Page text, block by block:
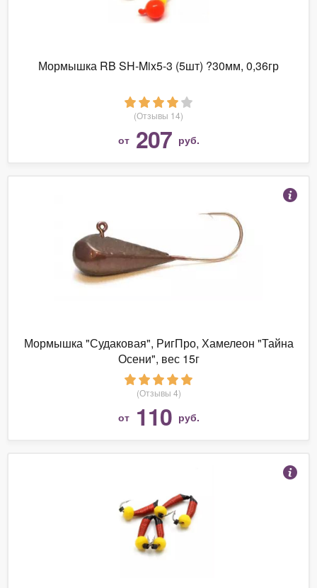
Мормышка RB SH-Mix5-3 (5шт) ?30мм, 0,36гр
(Отзывы 14)
от 207 руб.
Мормышка "Судаковая", РигПро, Хамелеон "Тайна
Осени", вес 15г
(Отзывы 4)
от 110 руб.